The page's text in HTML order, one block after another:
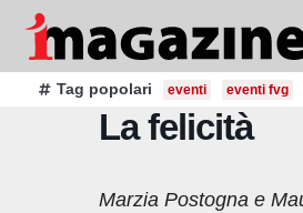
Salta
contenutoTag popolari eventi eventi fvg
La felicità
Marzia Postogna e